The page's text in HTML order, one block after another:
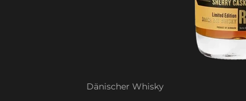
Dänischer Whisky